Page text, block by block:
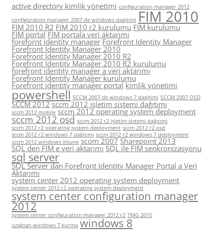
active directory kimlik yönetimi configuration manager 2012
configüration manager 2007 de windows dagitimi FIM 2010
FIM 2010 R2 FIM 2010 r2 kurulumu FIM kurulumu
FIM portal FIM portala veri aktarımı
forefornt identity manager Forefront Identity Manager
Forefront Identity Manager 2010
Forefront Identity Manager 2010 R2
Forefront Identity Manager 2010 R2 kurulumu
forefront identity manager a veri aktarımı
Forefront Identity Manager kurulumu
Forefront identity manager portal kimlik yönetimi
powershell SCCM 2007 de windows 7 dagitimi SCCM 2007 OSD
SCCM 2012 sccm 2012 işletim sistemi dağıtımı
sccm 2012 mobile sccm 2012 operating system deployment
sccm 2012 osd sccm 2012 r2 işletim sistemi dağıtımı
sccm 2012 r2 operating system deployment sccm 2012 r2 osd
sccm 2012 r2 windows 7 dağıtımı sccm 2012 r2 windows 7 deployment
sccm 2012 windows intune scom 2007 Sharepoint 2013
SQL den FIM e veri aktarımı SQL ile FIM senkronizasyonu
sql server
SQL Server dan Forefront Identity Manager Portal a Veri
Aktarımı
system center 2012 operating system deployment
system center 2012 r2 operating system deployment
system center configuration manager
2012
system center configuration manager 2012 r2 TMG 2010
uzaktan windows 7 kurma windows 8